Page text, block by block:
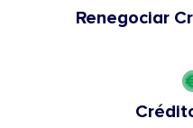
Renegociar